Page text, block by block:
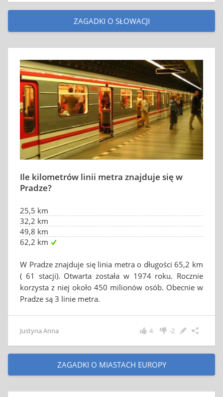
ZAGADKI O SŁOWACJI
Ile kilometrów linii metra znajduje się w
Pradze?
25,5 km
32,2 km
49,8 km
62,2 km
W Pradze znajduje się linia metra o długości 65,2 km
( 61 stacji). Otwarta została w 1974 roku. Rocznie
korzysta z niej około 450 milionów osób. Obecnie w
Pradze są 3 linie metra.
Justyna Anna -2
4
ZAGADKI O MIASTACH EUROPY